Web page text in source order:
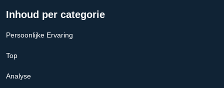
Inhoud per categorie
Persoonlijke Ervaring
Top
Analyse